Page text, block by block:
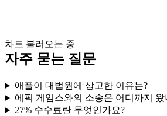
차트 불러오는 중
자주 묻는 질문
애플이 대법원에 상고한 이유는?
에픽 게임스와의 소송은 어디까지 왔
27% 수수료란 무엇인가요?